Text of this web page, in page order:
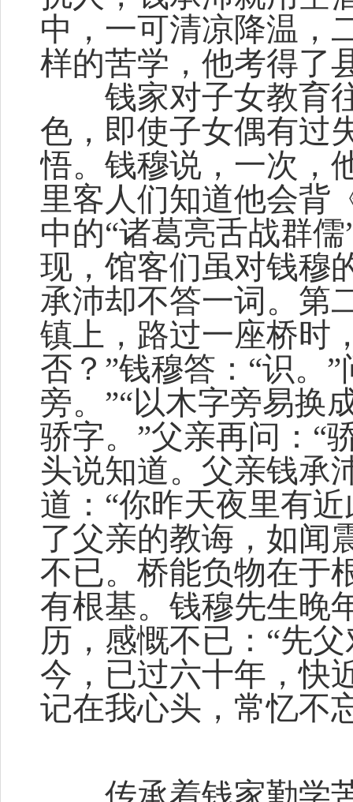
中，一可清凉降温，
样的苦学，他考得了
钱家对子女教育往
色，即使子女偶有过
悟。钱穆说，一次，
里客人们知道他会背
中的“诸葛亮舌战群
现，馆客们虽对钱穆
承沛却不答一词。第
镇上，路过一座桥时
否？”钱穆答：“识。
旁。”“以木字旁易换
骄字。”父亲再问：“
头说知道。父亲钱承
道：“你昨天夜里有
了父亲的教诲，如闻
不已。桥能负物在于
有根基。钱穆先生晚
历，感慨不已：“先
今，已过六十年，快
记在我心头，常忆不